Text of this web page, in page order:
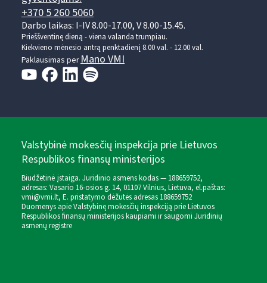
+370 5 260 5060
Darbo laikas: I-IV 8.00-17.00, V 8.00-15.45.
Prieššventinę dieną - viena valanda trumpiau.
Kiekvieno mėnesio antrą penktadienį 8.00 val. - 12.00 val.
Paklausimas perMano VMI
Valstybinė mokesčių inspekcija prie Lietuvos
Respublikos finansų ministerijos
Biudžetinė įstaiga. Juridinio asmens kodas — 188659752,
adresas: Vasario 16-osios g. 14, 01107 Vilnius, Lietuva, el.paštas:
vmi@vmi.lt, E. pristatymo dėžutės adresas 188659752
Duomenys apie Valstybinę mokesčių inspekciją prie Lietuvos
Respublikos finansų ministerijos kaupiami ir saugomi Juridinių
asmenų registre